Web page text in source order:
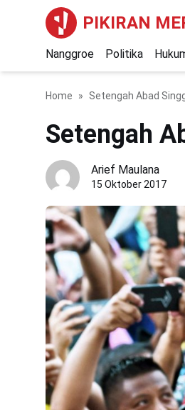
PIKIRAN
Nanggroe Politika
Home Setengah Abad
Setengah
Arief Maulana
15 Oktober 2017